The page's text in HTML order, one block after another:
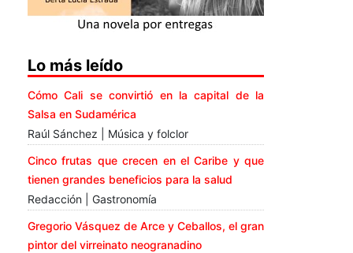
Lo más leído
Cómo Cali se convirtió en la capital de la
Salsa en Sudamérica
Raúl Sánchez | Música y folclor
Cinco frutas que crecen en el Caribe y que
tienen grandes beneficios para la salud
Redacción | Gastronomía
Gregorio Vásquez de Arce y Ceballos, el gran
pintor del virreinato neogranadino